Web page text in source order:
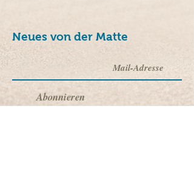
Neues von der Matte
Abonnieren